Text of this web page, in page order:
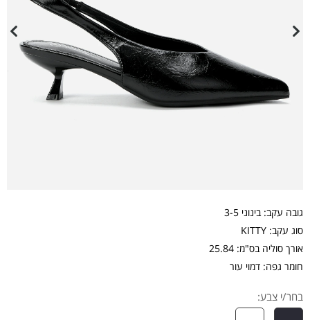
גובה עקב: בינוני 3-5
סוג עקב: KITTY
אורך סוליה בס"מ: 25.84
חומר גפה: דמוי עור
בחר/י צבע: